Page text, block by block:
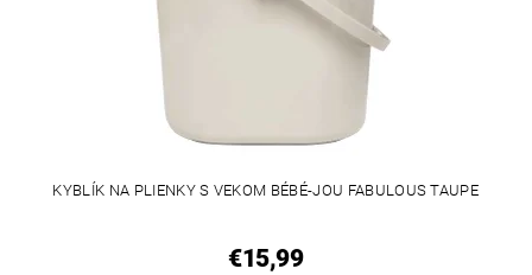
KYBLÍK NA PLIENKY S VEKOM BÉBÉ-JOU FABULOUS TAUPE
€15,99